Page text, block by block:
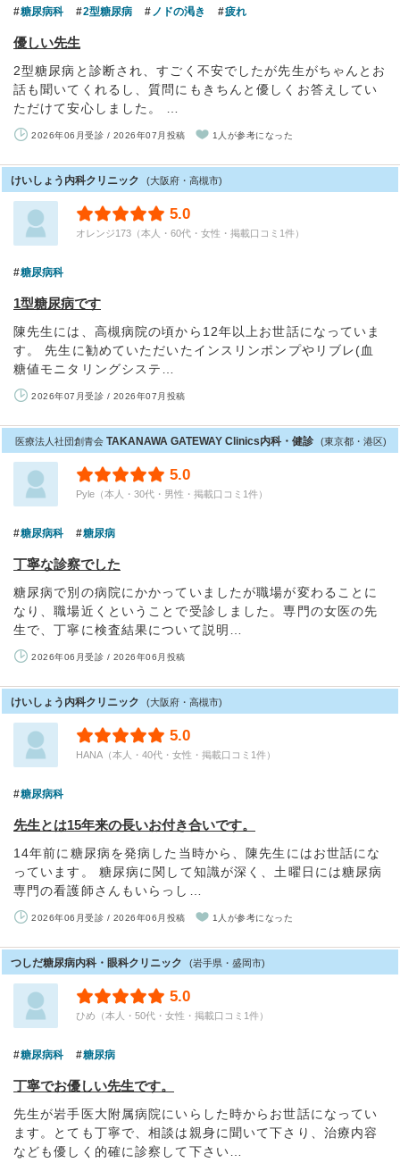
糖尿病科 2型糖尿病 ノドの渇き 疲れ
優しい先生
2型糖尿病と診断され、すごく不安でしたが先生がちゃんとお
話も聞いてくれるし、質問にもきちんと優しくお答えしてい
ただけて安心しました。 …
2026年06月受診 / 2026年07月投稿 1人が参考になった
けいしょう内科クリニック (大阪府・高槻市)
5.0
オレンジ173（本人・60代・女性・掲載口コミ1件）
糖尿病科
1型糖尿病です
陳先生には、高槻病院の頃から12年以上お世話になっていま
す。 先生に勧めていただいたインスリンポンプやリブレ(血
糖値モニタリングシステ…
2026年07月受診 / 2026年07月投稿
医療法人社団創青会 TAKANAWA GATEWAY Clinics内科・健診 (東京都・港区)
5.0
Pyle（本人・30代・男性・掲載口コミ1件）
糖尿病科 糖尿病
丁寧な診察でした
糖尿病で別の病院にかかっていましたが職場が変わることに
なり、職場近くということで受診しました。専門の女医の先
生で、丁寧に検査結果について説明…
2026年06月受診 / 2026年06月投稿
けいしょう内科クリニック (大阪府・高槻市)
5.0
HANA（本人・40代・女性・掲載口コミ1件）
糖尿病科
先生とは15年来の長いお付き合いです。
14年前に糖尿病を発病した当時から、陳先生にはお世話にな
っています。 糖尿病に関して知識が深く、土曜日には糖尿病
専門の看護師さんもいらっし…
2026年06月受診 / 2026年06月投稿 1人が参考になった
つしだ糖尿病内科・眼科クリニック (岩手県・盛岡市)
5.0
ひめ（本人・50代・女性・掲載口コミ1件）
糖尿病科 糖尿病
丁寧でお優しい先生です。
先生が岩手医大附属病院にいらした時からお世話になってい
ます。とても丁寧で、相談は親身に聞いて下さり、治療内容
なども優しく的確に診察して下さい…